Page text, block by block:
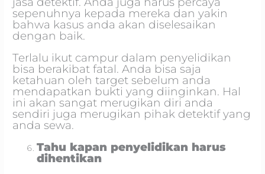
sepenuhnya kepada mereka dan yakin
bahwa kasus anda akan diselesaikan
dengan baik.
Terlalu ikut campur dalam penyelidikan
bisa berakibat fatal. Anda bisa saja
ketahuan oleh target sebelum anda
mendapatkan bukti yang diinginkan. Hal
ini akan sangat merugikan diri anda
sendiri juga merugikan pihak detektif yang
anda sewa.
Tahu kapan penyelidikan harus
dihentikan